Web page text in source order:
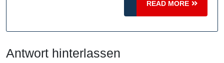
Sie
Ihre
READ MORE
READ
MORE
Antwort hinterlassen